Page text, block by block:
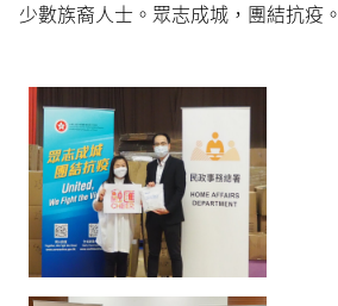
少數族裔人士。眾志成城，團結抗疫。